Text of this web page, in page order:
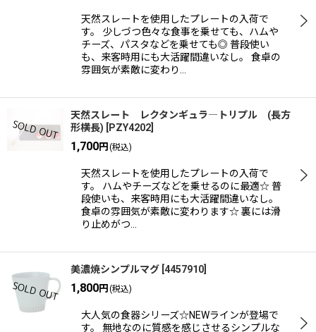
天然スレートを使用したプレートの入荷で
す。 少しづつ色々な食事を乗せても、ハムや
チーズ、パスタなどを乗せても◎ 普段使い
も、来客時用にも大活躍間違いなし。 食卓の
雰囲気が素敵に変わり…
天然スレート レクタンギュラ―トリプル (長方
形横長)
PZY4202
1,700円 (税込)
天然スレートを使用したプレートの入荷で
す。 ハムやチーズなどを乗せるのに最適☆ 普
段使いも、来客時用にも大活躍間違いなし。
食卓の雰囲気が素敵に変わります☆ 裏には滑
り止めがつ…
美濃焼シンプルマグ 4457910
1,800円 (税込)
大人気の食器シリーズ☆NEWラインが登場で
す。 無地なのに質感を感じさせるシンプルな